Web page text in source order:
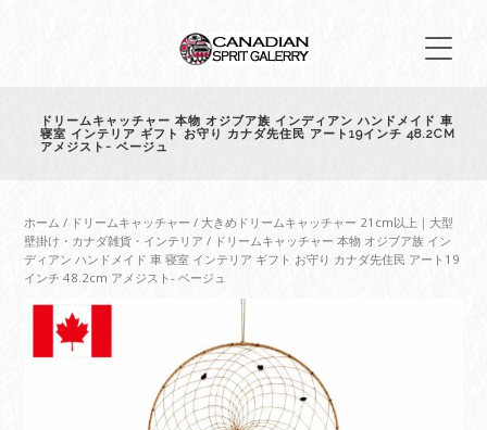
ドリームキャッチャー 本物 オジブア族 インディアン ハンドメイド 車
寝室 インテリア ギフト お守り カナダ先住民 アート19インチ 48.2CM
アメジスト- ベージュ
ホーム / ドリームキャッチャー /大きめドリームキャッチャー 21cm以上｜大型
壁掛け・カナダ雑貨・インテリア / ドリームキャッチャー 本物 オジブア族 イン
ディアン ハンドメイド 車 寝室 インテリア ギフト お守り カナダ先住民 アート19
インチ 48.2cm アメジスト- ベージュ